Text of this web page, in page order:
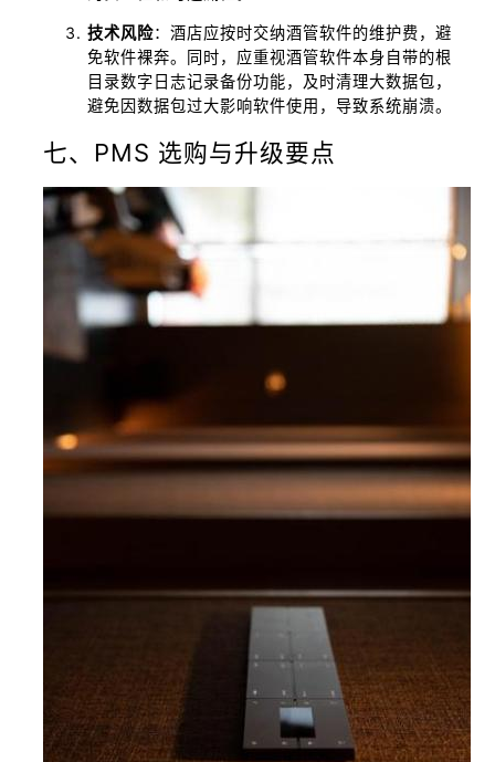
技术风险：酒店应按时交纳酒管软件的维护费，避
免软件裸奔。同时，应重视酒管软件本身自带的根
目录数字日志记录备份功能，及时清理大数据包，
避免因数据包过大影响软件使用，导致系统崩溃。
七、PMS 选购与升级要点